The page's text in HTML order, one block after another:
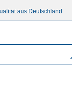
aus Deutschland